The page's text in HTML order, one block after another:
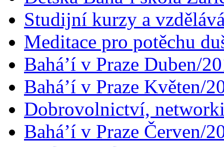
Studijní kurzy a
Meditace pro potěchu
Bahá’í v Praze Duben/
Bahá’í v Praze Květen/
Dobrovolnictví,
Bahá’í v Praze Červen/